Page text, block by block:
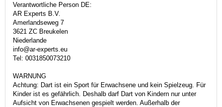
Verantwortliche Person DE:
AR Experts B.V.
Amerlandseweg 7
3621 ZC Breukelen
Niederlande
info@ar-experts.eu
Tel: 0031850073210
WARNUNG
Achtung: Dart ist ein Sport für Erwachsene und kein Spielzeug. Für
Kinder ist es gefährlich. Deshalb darf Dart von Kindern nur unter
Aufsicht von Erwachsenen gespielt werden. Außerhalb der